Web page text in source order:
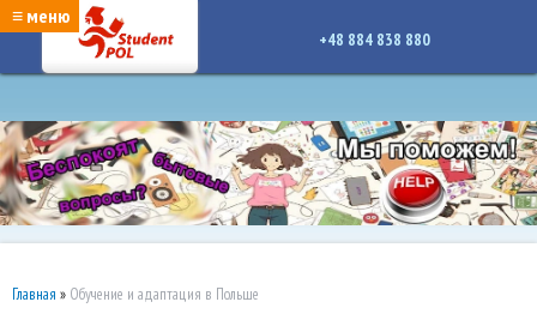
google-site-verification: google7a917c261df1566b.htmlgoogle-site-verification:
google7a917c261df1566b.html
≡ меню
+48 884 838 880
Главная » Обучение и адаптация в Польше